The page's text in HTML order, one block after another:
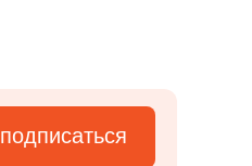
подписаться